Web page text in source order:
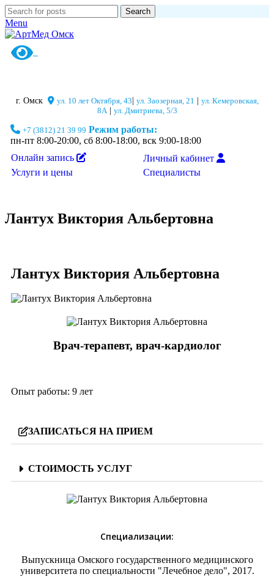
Search
Menu
г. Омск ул. 10 лет Октября, 43 ул. Заозерная, 21
ул. Кемеровская,
8А| ул. Дмитриева, 5/3
+7 (3812) 21 39 99 Режим работы:
пн-пт 8:00-20:00, сб 8:00-18:00, вск 9:00-18:00
Онлайн запись
Услуги и цены
Личный кабинет
Специалисты
Лантух Виктория Альбертовна
Лантух Виктория Альбертовна
Врач-терапевт, врач-кардиолог
Опыт работы: 9 лет
ЗАПИСАТЬСЯ НА ПРИЕМ
СТОИМОСТЬ УСЛУГ
Специализации:
Выпускница Омского государственного медицинского
университета по специальности "Лечебное дело", 2017.